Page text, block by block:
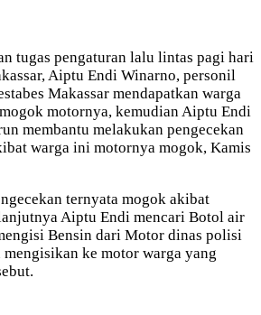
tugas pengaturan lalu lintas pagi hari
Aiptu Endi Winarno, personil
Makassar mendapatkan warga
motornya, kemudian Aiptu Endi
membantu melakukan pengecekan
warga ini motornya mogok, Kamis
ternyata mogok akibat
Aiptu Endi mencari Botol air
Bensin dari Motor dinas polisi
ke motor warga yang